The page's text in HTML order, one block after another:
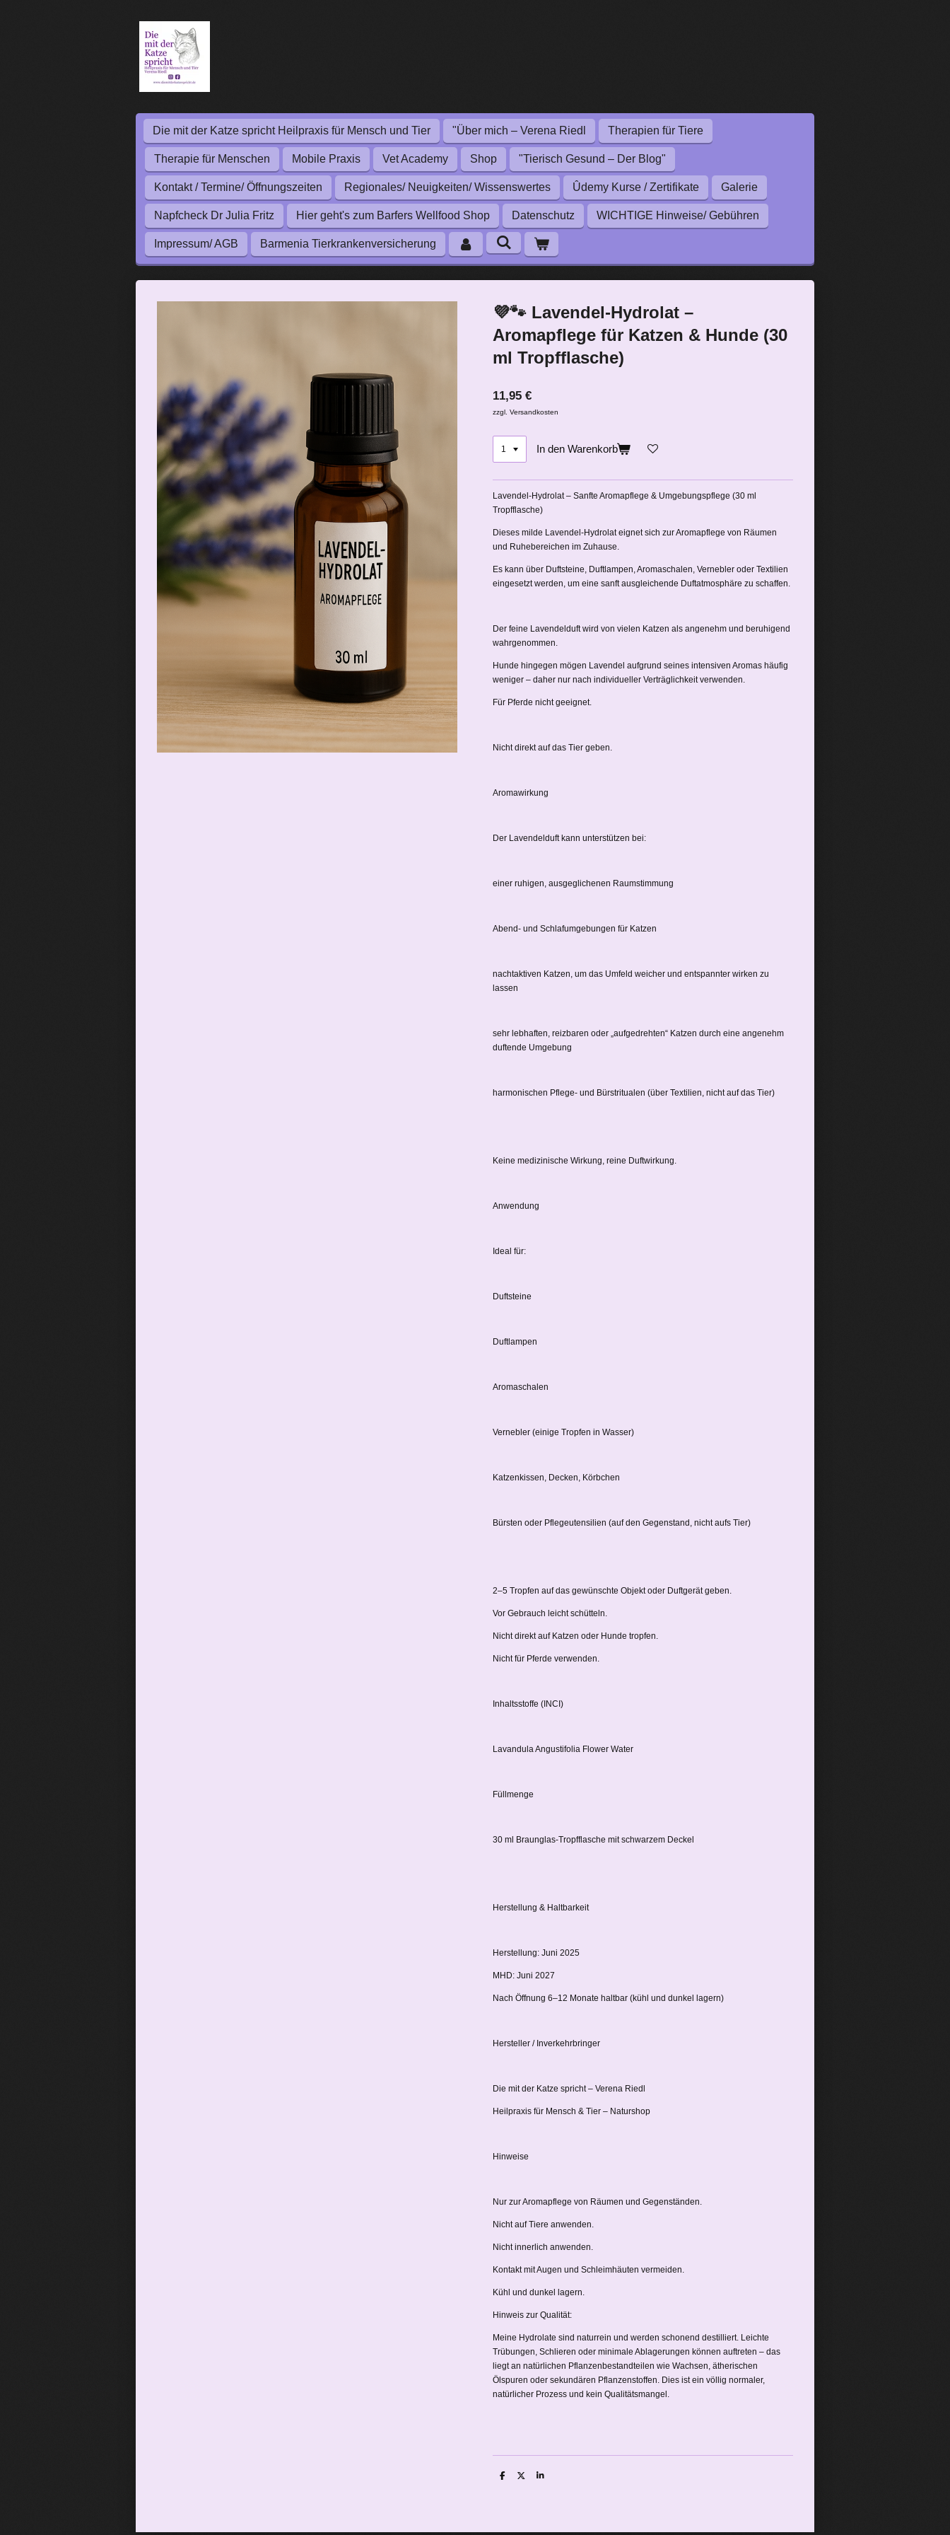
Die mit der Katze spricht Heilpraxis für Mensch und Tier "Über mich – Verena Riedl Therapien für Tiere
Therapie für Menschen Mobile Praxis Vet Academy Shop "Tierisch Gesund – Der Blog"
Kontakt / Termine/ Öffnungszeiten Regionales/ Neuigkeiten/ Wissenswertes Ûdemy Kurse / Zertifikate Galerie
Napfcheck Dr Julia Fritz Hier geht's zum Barfers Wellfood Shop Datenschutz WICHTIGE Hinweise/ Gebühren
Impressum/ AGB Barmenia Tierkrankenversicherung
💜🐾 Lavendel-Hydrolat –
Aromapflege für Katzen & Hunde (30
ml Tropfflasche)
11,95 €
zzgl. Versandkosten
In den Warenkorb
Lavendel-Hydrolat – Sanfte Aromapflege & Umgebungspflege (30 ml
Tropfflasche)
Dieses milde Lavendel-Hydrolat eignet sich zur Aromapflege von Räumen
und Ruhebereichen im Zuhause.
Es kann über Duftsteine, Duftlampen, Aromaschalen, Vernebler oder Textilien
eingesetzt werden, um eine sanft ausgleichende Duftatmosphäre zu schaffen.
Der feine Lavendelduft wird von vielen Katzen als angenehm und beruhigend
wahrgenommen.
Hunde hingegen mögen Lavendel aufgrund seines intensiven Aromas häufig
weniger – daher nur nach individueller Verträglichkeit verwenden.
Für Pferde nicht geeignet.
Nicht direkt auf das Tier geben.
Aromawirkung
Der Lavendelduft kann unterstützen bei:
einer ruhigen, ausgeglichenen Raumstimmung
Abend- und Schlafumgebungen für Katzen
nachtaktiven Katzen, um das Umfeld weicher und entspannter wirken zu
lassen
sehr lebhaften, reizbaren oder „aufgedrehten“ Katzen durch eine angenehm
duftende Umgebung
harmonischen Pflege- und Bürstritualen (über Textilien, nicht auf das Tier)
Keine medizinische Wirkung, reine Duftwirkung.
Anwendung
Ideal für:
Duftsteine
Duftlampen
Aromaschalen
Vernebler (einige Tropfen in Wasser)
Katzenkissen, Decken, Körbchen
Bürsten oder Pflegeutensilien (auf den Gegenstand, nicht aufs Tier)
2–5 Tropfen auf das gewünschte Objekt oder Duftgerät geben.
Vor Gebrauch leicht schütteln.
Nicht direkt auf Katzen oder Hunde tropfen.
Nicht für Pferde verwenden.
Inhaltsstoffe (INCI)
Lavandula Angustifolia Flower Water
Füllmenge
30 ml Braunglas-Tropfflasche mit schwarzem Deckel
Herstellung & Haltbarkeit
Herstellung: Juni 2025
MHD: Juni 2027
Nach Öffnung 6–12 Monate haltbar (kühl und dunkel lagern)
Hersteller / Inverkehrbringer
Die mit der Katze spricht – Verena Riedl
Heilpraxis für Mensch & Tier – Naturshop
Hinweise
Nur zur Aromapflege von Räumen und Gegenständen.
Nicht auf Tiere anwenden.
Nicht innerlich anwenden.
Kontakt mit Augen und Schleimhäuten vermeiden.
Kühl und dunkel lagern.
Hinweis zur Qualität:
Meine Hydrolate sind naturrein und werden schonend destilliert. Leichte
Trübungen, Schlieren oder minimale Ablagerungen können auftreten – das
liegt an natürlichen Pflanzenbestandteilen wie Wachsen, ätherischen
Ölspuren oder sekundären Pflanzenstoffen. Dies ist ein völlig normaler,
natürlicher Prozess und kein Qualitätsmangel.
T
T
T